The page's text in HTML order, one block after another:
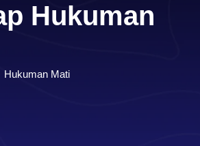
Hukuman
Hukuman Mati